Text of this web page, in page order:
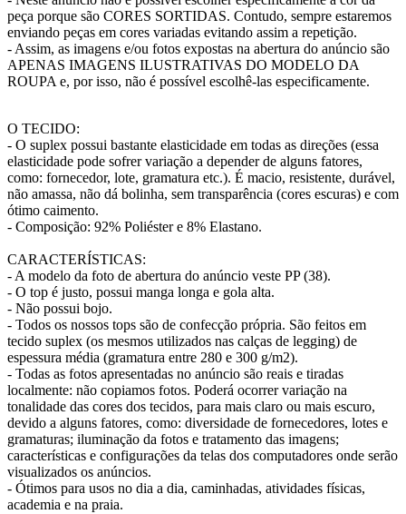
peça porque são CORES SORTIDAS. Contudo, sempre estaremos
enviando peças em cores variadas evitando assim a repetição.
- Assim, as imagens e/ou fotos expostas na abertura do anúncio são
APENAS IMAGENS ILUSTRATIVAS DO MODELO DA
ROUPA e, por isso, não é possível escolhê-las especificamente.
O TECIDO:
- O suplex possui bastante elasticidade em todas as direções (essa
elasticidade pode sofrer variação a depender de alguns fatores,
como: fornecedor, lote, gramatura etc.). É macio, resistente, durável,
não amassa, não dá bolinha, sem transparência (cores escuras) e com
ótimo caimento.
- Composição: 92% Poliéster e 8% Elastano.
CARACTERÍSTICAS:
- A modelo da foto de abertura do anúncio veste PP (38).
- O top é justo, possui manga longa e gola alta.
- Não possui bojo.
- Todos os nossos tops são de confecção própria. São feitos em
tecido suplex (os mesmos utilizados nas calças de legging) de
espessura média (gramatura entre 280 e 300 g/m2).
- Todas as fotos apresentadas no anúncio são reais e tiradas
localmente: não copiamos fotos. Poderá ocorrer variação na
tonalidade das cores dos tecidos, para mais claro ou mais escuro,
devido a alguns fatores, como: diversidade de fornecedores, lotes e
gramaturas; iluminação da fotos e tratamento das imagens;
características e configurações da telas dos computadores onde serão
visualizados os anúncios.
- Ótimos para usos no dia a dia, caminhadas, atividades físicas,
academia e na praia.